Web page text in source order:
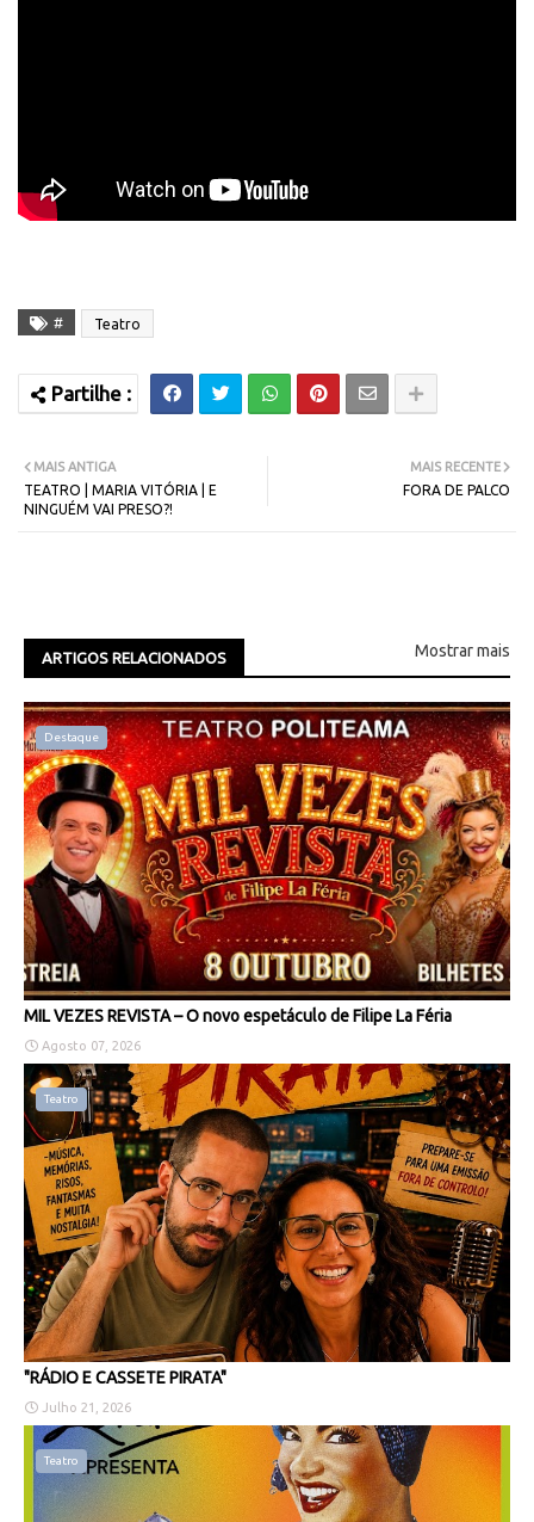
# Teatro
MAIS RECENTE
FORA DE PALCO
MAIS ANTIGA
TEATRO | MARIA VITÓRIA | E
NINGUÉM VAI PRESO?!
ARTIGOS RELACIONADOS Mostrar mais
Destaque
MIL VEZES REVISTA – O novo espetáculo de Filipe La Féria
Agosto 07, 2026
Teatro
"RÁDIO E CASSETE PIRATA"
Julho 21, 2026
Teatro